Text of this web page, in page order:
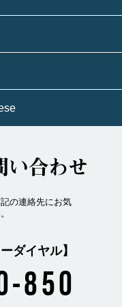
い合わせ
の連絡先にお気
850
ダイヤル】